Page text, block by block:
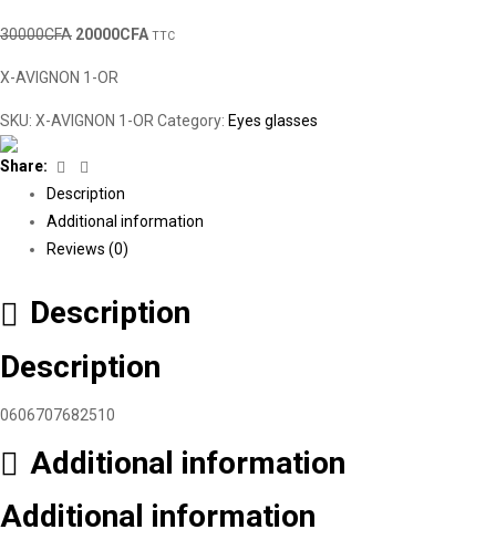
30000CFA 20000CFA TTC
X-AVIGNON 1-OR
SKU: X-AVIGNON 1-ORCategory: Eyes glasses
Share: Facebook
Description
Additional information
Reviews (0)
Description
Description
0606707682510
Additional information
Additional information